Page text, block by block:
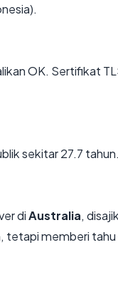
OK. Sertifikat
sekitar 27.7
diAustralia,
memberi